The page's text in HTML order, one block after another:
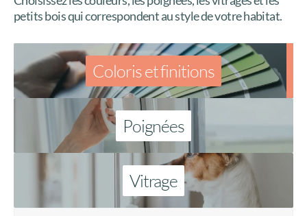
petits bois qui correspondent au style de votre habitat.
Coloris et finitions
Poignées
Vitrage